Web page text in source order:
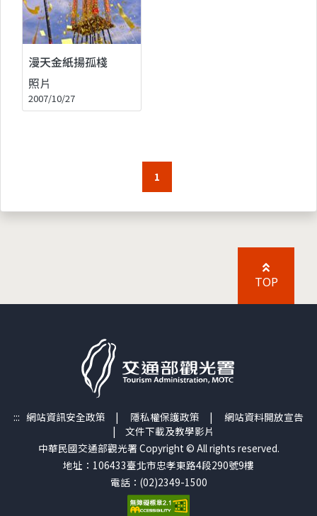
漫天金紙揚孤棧
照片
2007/10/27
1
TOP
::: 網站資訊安全政策 | 隱私權保護政策 | 網站資料開放宣告
| 文件下載及教學影片
中華民國交通部觀光署 Copyright © All rights reserved.
地址：106433臺北市忠孝東路4段290號9樓
電話：(02)2349-1500